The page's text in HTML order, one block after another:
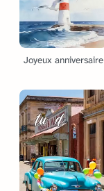
Joyeux anniversaire